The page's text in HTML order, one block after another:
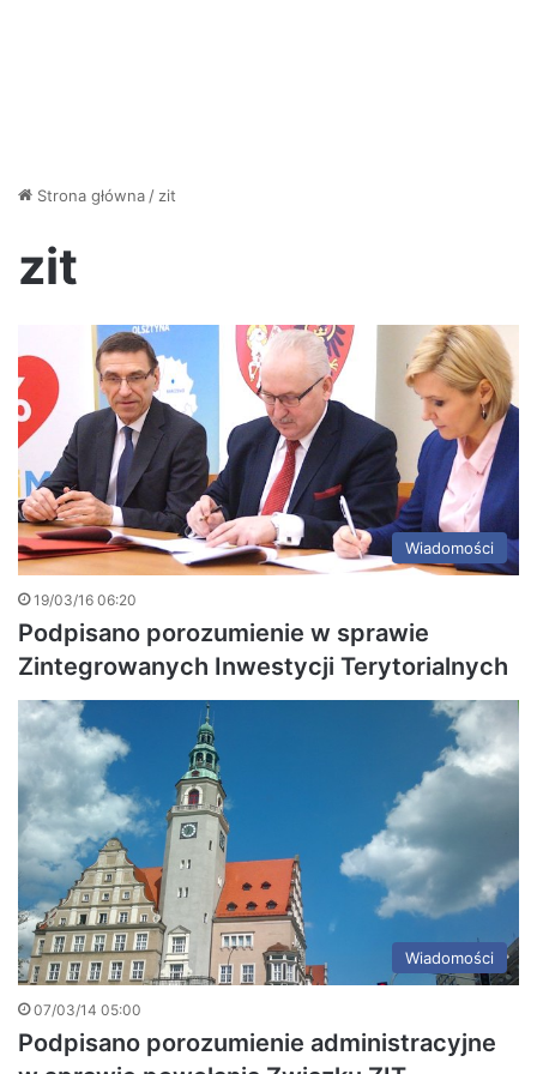
Strona główna / zit
zit
Wiadomości
19/03/16 06:20
Podpisano porozumienie w sprawie
Zintegrowanych Inwestycji Terytorialnych
Wiadomości
07/03/14 05:00
Podpisano porozumienie administracyjne